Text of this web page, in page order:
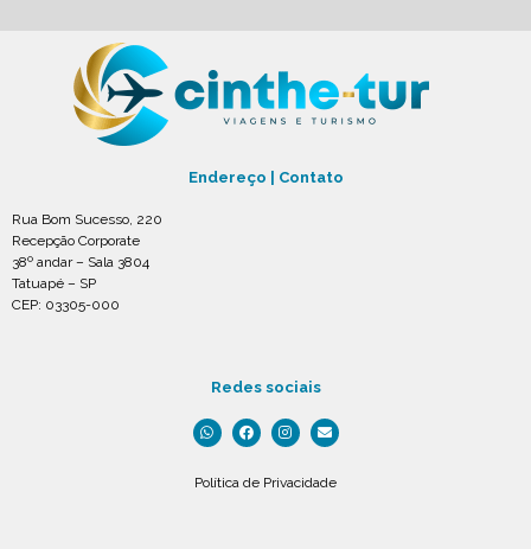
Endereço | Contato
Rua Bom Sucesso, 220
Recepção Corporate
38º andar – Sala 3804
Tatuapé – SP
CEP: 03305-000
Redes sociais
Política de Privacidade